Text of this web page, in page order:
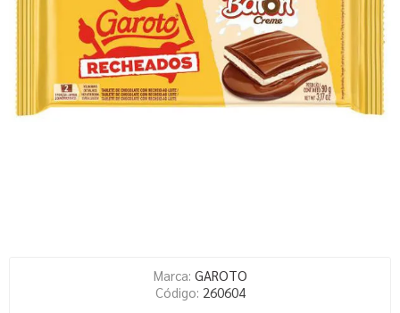
Marca: GAROTO
Código: 260604